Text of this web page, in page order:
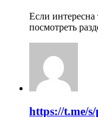
Если
посмотреть
https://t.me/